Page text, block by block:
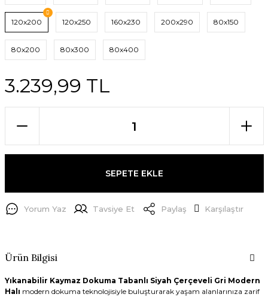
120x200 120x250 160x230 200x290 80x150
80x200 80x300 80x400
3.239,99 TL
SEPETE EKLE
Yorum Yaz Tavsiye Et Paylaş Karşılaştır
Ürün Bilgisi
Yıkanabilir Kaymaz Dokuma Tabanlı Siyah Çerçeveli Gri Modern
Halı modern dokuma teknolojisiyle buluşturarak yaşam alanlarınıza zarif